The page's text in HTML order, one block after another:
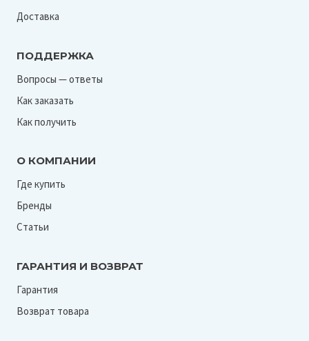
Доставка
ПОДДЕРЖКА
Вопросы — ответы
Как заказать
Как получить
О КОМПАНИИ
Где купить
Бренды
Статьи
ГАРАНТИЯ И ВОЗВРАТ
Гарантия
Возврат товара